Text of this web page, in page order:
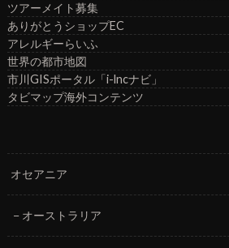
ツアーメイト募集
ありがとうショップEC
アレルギーらいふ
世界の都市地図
市川GISポータル「i-lncナビ」
タビマップ海外コンテンツ
オセアニア
オーストラリア